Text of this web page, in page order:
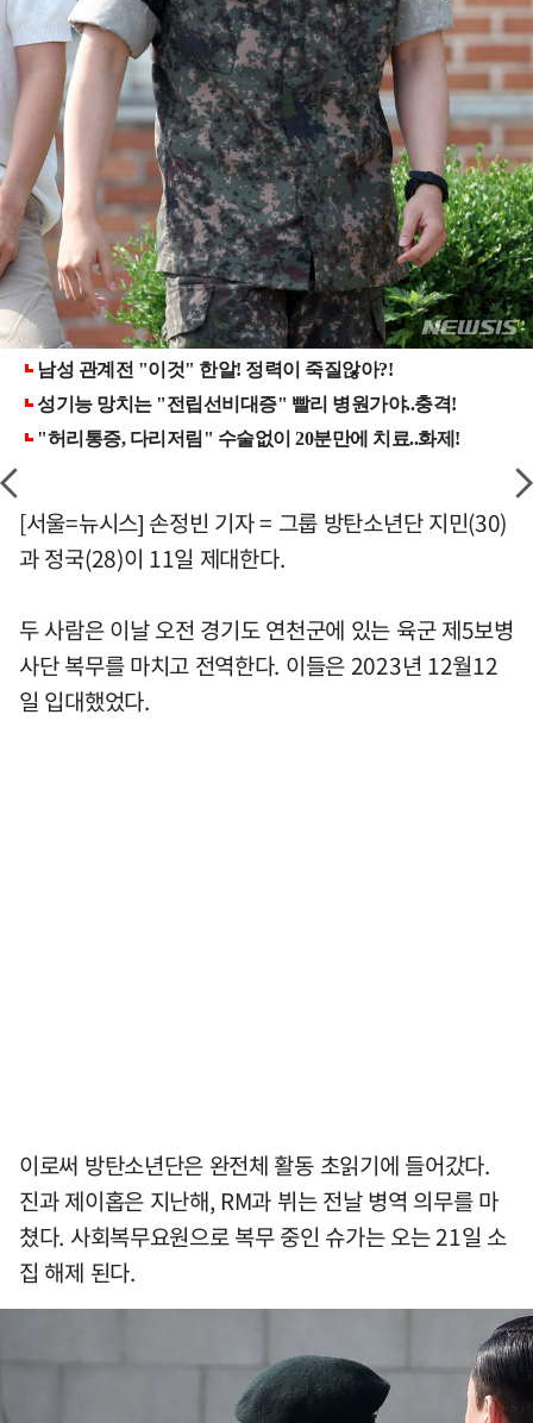
[서울=뉴시스] 손정빈 기자 = 그룹 방탄소년단 지민(30)
과 정국(28)이 11일 제대한다.
두 사람은 이날 오전 경기도 연천군에 있는 육군 제5보병
사단 복무를 마치고 전역한다. 이들은 2023년 12월12
일 입대했었다.
이로써 방탄소년단은 완전체 활동 초읽기에 들어갔다.
진과 제이홉은 지난해, RM과 뷔는 전날 병역 의무를 마
쳤다. 사회복무요원으로 복무 중인 슈가는 오는 21일 소
집 해제 된다.